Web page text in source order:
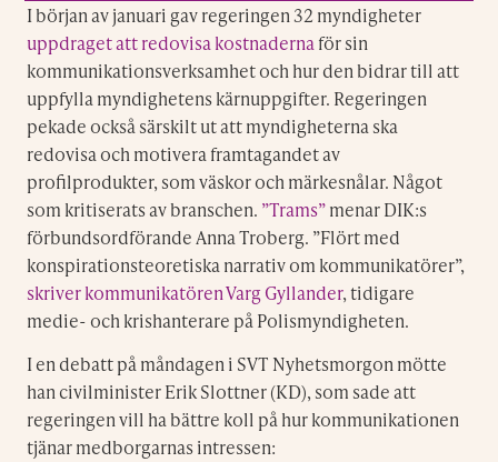
I början av januari gav regeringen 32 myndigheter
uppdraget att redovisa kostnadernaför sin
kommunikationsverksamhet och hur den bidrar till att
uppfylla myndighetens kärnuppgifter. Regeringen
pekade också särskilt ut att myndigheterna ska
redovisa och motivera framtagandet av
profilprodukter, som väskor och märkesnålar. Något
som kritiserats av branschen. ”Trams”menar DIK:s
förbundsordförande Anna Troberg. ”Flört med
konspirationsteoretiska narrativ om kommunikatörer”,
skriver kommunikatören Varg Gyllander, tidigare
medie- och krishanterare på Polismyndigheten.
I en debatt på måndagen i SVT Nyhetsmorgon mötte
han civilminister Erik Slottner (KD), som sade att
regeringen vill ha bättre koll på hur kommunikationen
tjänar medborgarnas intressen: